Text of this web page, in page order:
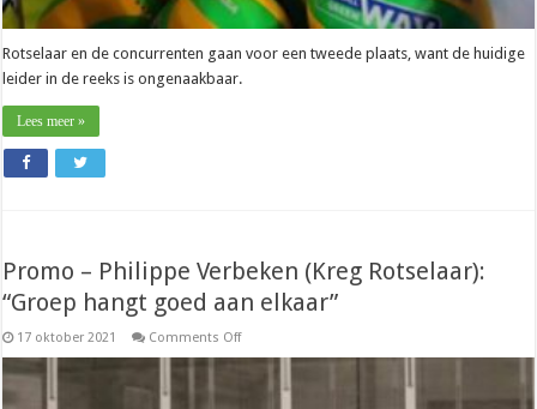
Rotselaar en de concurrenten gaan voor een tweede plaats, want de huidige
leider in de reeks is ongenaakbaar.
Lees meer »
Promo – Philippe Verbeken (Kreg Rotselaar):
“Groep hangt goed aan elkaar”
17 oktober 2021 Comments Offon